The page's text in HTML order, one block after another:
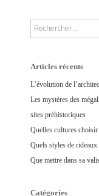
Rechercher :
Articles récents
L’évolution de
Les mystères des
sites préhistoriques
Quelles cultures
Quels styles de
Que mettre dans sa
Catégories